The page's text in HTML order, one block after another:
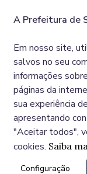
Ouvidoria
Redes Sociais
©
A Prefeitura de
Em nosso site,
salvos no seu
informações
páginas da
sua experiência
apresentando
"Aceitar todos",
cookies. Saiba
Configuração